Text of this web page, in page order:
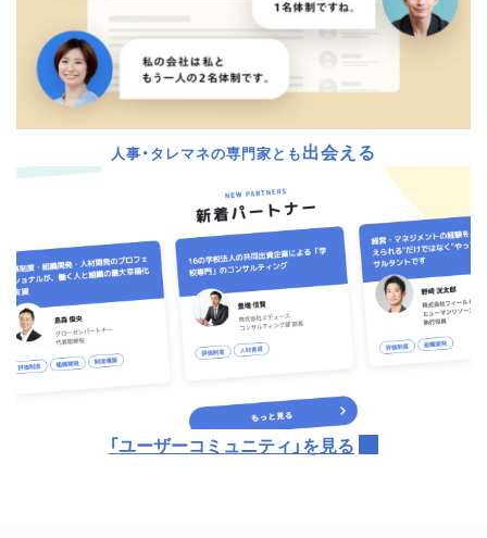
人事・タレマネの専門家とも出会える
「ユーザーコミュニティ」を見る